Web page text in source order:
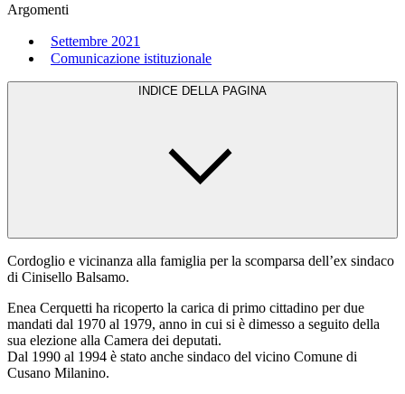
Argomenti
Settembre 2021
Comunicazione istituzionale
INDICE DELLA PAGINA
Cordoglio e vicinanza alla famiglia per la scomparsa dell’ex sindaco
di Cinisello Balsamo.
Enea Cerquetti ha ricoperto la carica di primo cittadino per due
mandati dal 1970 al 1979, anno in cui si è dimesso a seguito della
sua elezione alla Camera dei deputati.
Dal 1990 al 1994 è stato anche sindaco del vicino Comune di
Cusano Milanino.